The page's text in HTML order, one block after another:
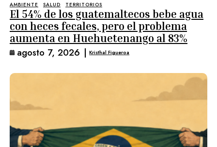
AMBIENTE SALUD TERRITORIOS
El 54% de los guatemaltecos bebe agua
con heces fecales, pero el problema
aumenta en Huehuetenango al 83%
agosto 7, 2026 | Kristhal Figueroa